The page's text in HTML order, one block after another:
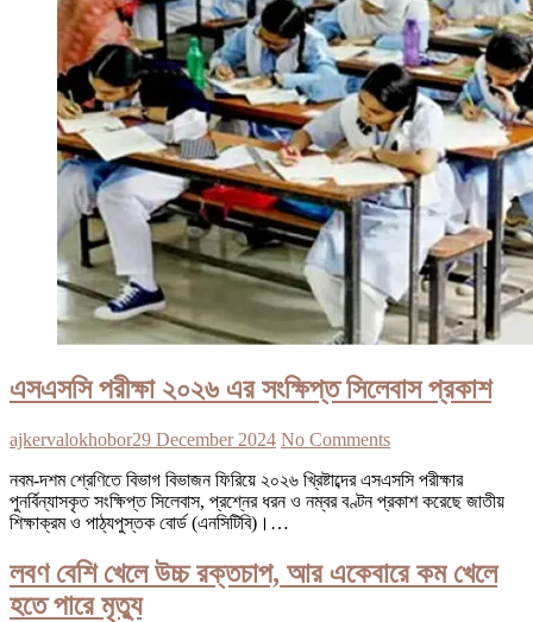
এসএসসি পরীক্ষা ২০২৬ এর সংক্ষিপ্ত সিলেবাস প্রকাশ
ajkervalokhobor29 December 2024 No Comments
নবম-দশম শ্রেণিতে বিভাগ বিভাজন ফিরিয়ে ২০২৬ খ্রিষ্টাব্দের এসএসসি পরীক্ষার
পুনর্বিন্যাসকৃত সংক্ষিপ্ত সিলেবাস, প্রশ্নের ধরন ও নম্বর বণ্টন প্রকাশ করেছে জাতীয়
শিক্ষাক্রম ও পাঠ্যপুস্তক বোর্ড (এনসিটিবি)।…
লবণ বেশি খেলে উচ্চ রক্তচাপ, আর একেবারে কম খেলে
হতে পারে মৃত্যু